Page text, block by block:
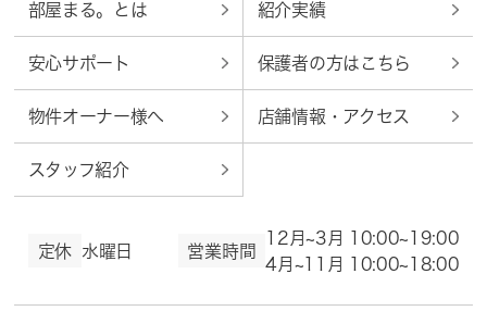
部屋まる。とは 紹介実績
安心サポート 保護者の方はこちら
物件オーナー様へ 店舗情報・アクセス
スタッフ紹介
定休 水曜日 営業時間
12月~3月 10:00~19:00
4月~11月 10:00~18:00